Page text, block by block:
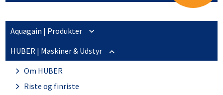
Aquagain | Produkter
Om Aquagains produkter
Aquagain standardprodukter
HUBER | Maskiner & Udstyr
Om HUBER
Riste og finriste